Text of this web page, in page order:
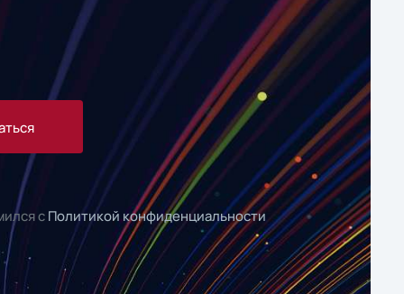
сПолитикой конфиденциальности